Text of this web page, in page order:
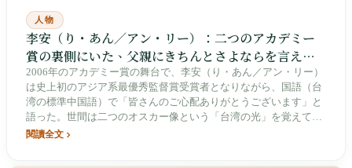
人物
李安（り・あん／アン・リー）：二つのアカデミー
賞の裏側にいた、父親にきちんとさよならを言えな
かった息子
2006年のアカデミー賞の舞台で、李安（り・あん／アン・リー）
は史上初のアジア系最優秀監督賞受賞者となりながら、国語（台
湾の標準中国語）で「皆さんのご心配ありがとうございます」と
語った。世間は二つのオスカー像という「台湾の光」を覚えてい
るが、彼が一生撮り続けたのは抑圧と恐怖、そして二年前に突然
閱讀全文